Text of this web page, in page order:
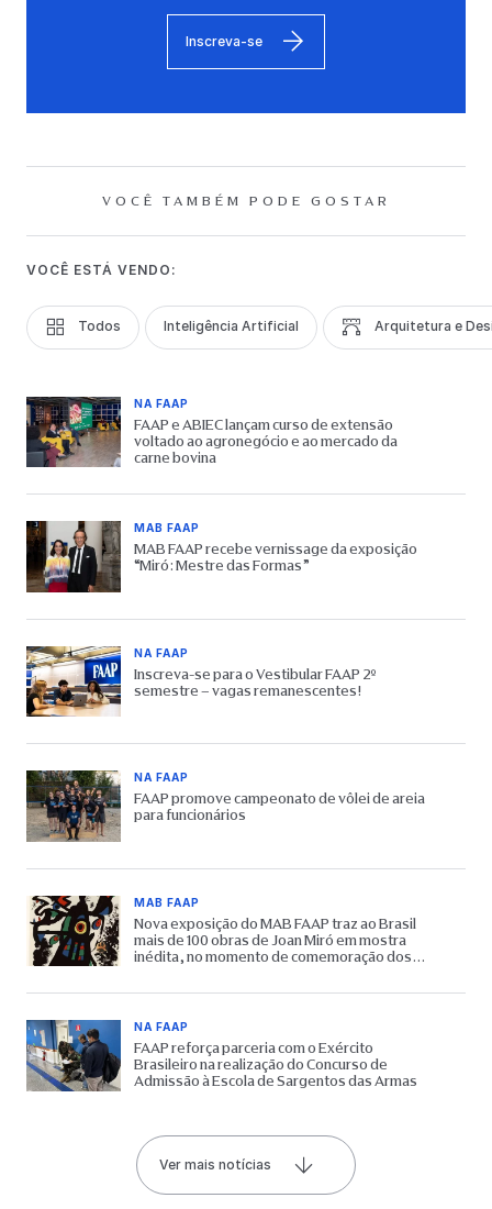
Inscreva-se
VOCÊ TAMBÉM PODE GOSTAR
VOCÊ ESTÁ VENDO:
Todos Inteligência Artificial Arquitetura e
NA FAAP
FAAP e ABIEC lançam curso de extensão
voltado ao agronegócio e ao mercado da
carne bovina
MAB FAAP
MAB FAAP recebe vernissage da exposição
“Miró: Mestre das Formas”
NA FAAP
Inscreva-se para o Vestibular FAAP 2º
semestre – vagas remanescentes!
NA FAAP
FAAP promove campeonato de vôlei de areia
para funcionários
MAB FAAP
Nova exposição do MAB FAAP traz ao Brasil
mais de 100 obras de Joan Miró em mostra
inédita, no momento de comemoração dos
NA FAAP
FAAP reforça parceria com o Exército
Brasileiro na realização do Concurso de
Admissão à Escola de Sargentos das Armas
Ver mais notícias